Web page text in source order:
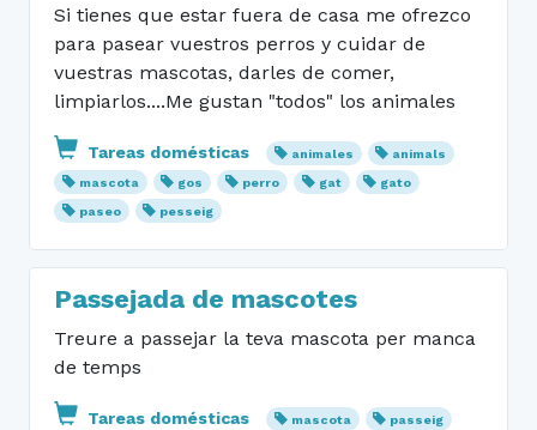
Si tienes que estar fuera de casa me ofrezco
para pasear vuestros perros y cuidar de
vuestras mascotas, darles de comer,
limpiarlos....Me gustan "todos" los animales
Tareas domésticas animales
animals
mascota
gos perro gat
gato
paseo
pesseig
Passejada de mascotes
Treure a passejar la teva mascota per manca
de temps
Tareas domésticas mascota
passeig